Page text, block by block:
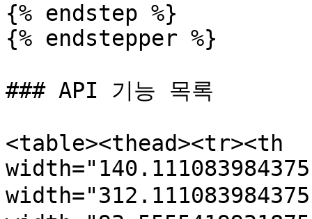
{% endstep %}
{% endstepper %}
### API 기능 목록
<table><thead><tr><th